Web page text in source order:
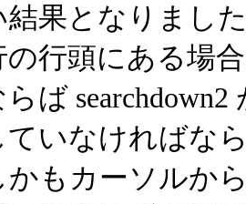
結果となりまし
の行頭にある場
ば searchdown2
ていなければな
かもカーソルか